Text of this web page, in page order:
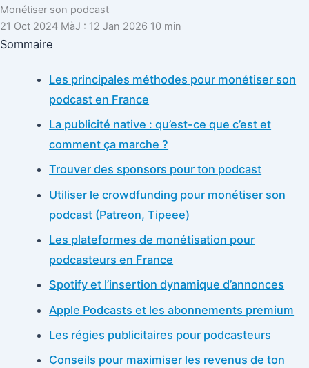
Monétiser son podcast
21 Oct 2024 MàJ : 12 Jan 2026 10 min
Sommaire
Les principales méthodes pour monétiser son
podcast en France
La publicité native : qu’est-ce que c’est et
comment ça marche ?
Trouver des sponsors pour ton podcast
Utiliser le crowdfunding pour monétiser son
podcast (Patreon, Tipeee)
Les plateformes de monétisation pour
podcasteurs en France
Spotify et l’insertion dynamique d’annonces
Apple Podcasts et les abonnements premium
Les régies publicitaires pour podcasteurs
Conseils pour maximiser les revenus de ton